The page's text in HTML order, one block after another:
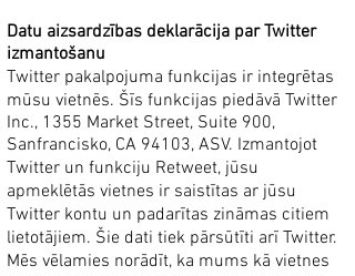
Datu aizsardzības deklarācija par Twitter
izmantošanu
Twitter pakalpojuma funkcijas ir integrētas
mūsu vietnēs. Šīs funkcijas piedāvā Twitter
Inc., 1355 Market Street, Suite 900,
Sanfrancisko, CA 94103, ASV. Izmantojot
Twitter un funkciju Retweet, jūsu
apmeklētās vietnes ir saistītas ar jūsu
Twitter kontu un padarītas zināmas citiem
lietotājiem. Šie dati tiek pārsūtīti arī Twitter.
Mēs vēlamies norādīt, ka mums kā vietnes